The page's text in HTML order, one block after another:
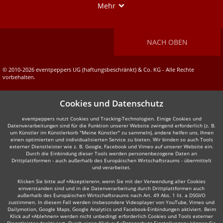
Mehr
NACH OBEN
© 2010-2026 eventpeppers UG (haftungsbeschränkt) & Co. KG - Alle Rechte
vorbehalten.
Cookies und Datenschutz
eventpeppers nutzt Cookies und Tracking-Technologien. Einige Cookies und
Datenverarbeitungen sind für die Funktion unserer Website zwingend erforderlich (z. B.
um Künstler im Künstlerkorb "Meine Künstler" zu sammeln), andere helfen uns, Ihnen
einen optimierten und individualisierten Service zu bieten. Wir binden so auch Tools
externer Dienstleister wie z. B. Google, Facebook und Vimeo auf unserer Website ein.
Durch die Einbindung dieser Tools werden personenbezogene Daten an
Drittplattformen - auch außerhalb des Europäischen Wirtschaftsraums - übermittelt
und verarbeitet.
Klicken Sie bitte auf «Akzeptieren», wenn Sie mit der Verwendung aller Cookies
einverstanden sind und in die Datenverarbeitung durch Drittplattformen auch
außerhalb des Europäischen Wirtschaftsraums nach Art. 49 Abs. 1 lit. a DSGVO
zustimmen. In diesem Fall werden insbesondere Videoplayer von YouTube, Vimeo und
Dailymotion, Google Maps, Google Analytics und Facebook-Einbindungen aktiviert. Beim
Klick auf «Ablehnen» werden nicht unbedingt erforderlich Cookies und Tools externer